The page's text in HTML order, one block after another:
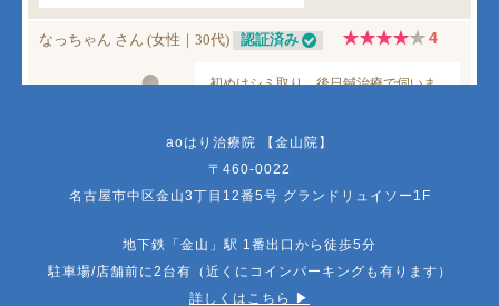
aoはり治療院 【金山院】
〒460-0022
名古屋市中区金山3丁目12番5号 グランドリュイソー1F
地下鉄「金山」駅 1番出口から徒歩5分
駐車場/店舗前に2台有（近くにコインパーキングも有ります）
詳しくはこちら ▶︎